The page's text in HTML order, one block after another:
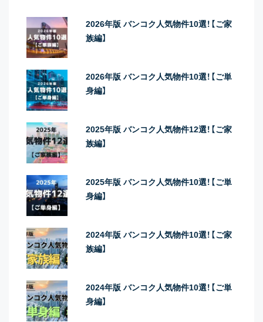
2026年版 バンコク人気物件10選！【ご家
族編】
2026年版 バンコク人気物件10選！【ご単
身編】
2025年版 バンコク人気物件12選！【ご家
族編】
2025年版 バンコク人気物件10選！【ご単
身編】
2024年版 バンコク人気物件10選！【ご家
族編】
2024年版 バンコク人気物件10選！【ご単
身編】